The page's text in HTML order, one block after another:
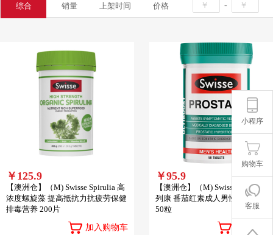
综合 销量 上架时间 价格 -
￥125.9
【澳洲仓】（M) Swisse Spirulia 高
浓度螺旋藻 提高抵抗力抗疲劳保健
排毒营养 200片
加入购物车
￥95.9
【澳洲仓】（M) Swisse Prostate
列康 番茄红素成人男性前列腺康
50粒
加入购物
小程序
购物车
客服